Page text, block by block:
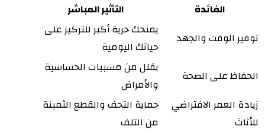
الفائدة
التأثير المباشر
توفير الوقت والجهد
يمنحك حرية أكبر للتركيز على
حياتك اليومية
الحفاظ على الصحة
يقلل من مسببات الحساسية
والأمراض
زيادة العمر الافتراضي
للأثاث
حماية التحف والقطع الثمينة
من التلف